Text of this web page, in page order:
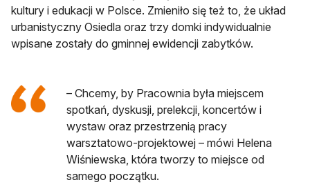
kultury i edukacji w Polsce. Zmieniło się też to, że układ
urbanistyczny Osiedla oraz trzy domki indywidualnie
wpisane zostały do gminnej ewidencji zabytków.
– Chcemy, by Pracownia była miejscem
spotkań, dyskusji, prelekcji, koncertów i
wystaw oraz przestrzenią pracy
warsztatowo-projektowej – mówi Helena
Wiśniewska, która tworzy to miejsce od
samego początku.